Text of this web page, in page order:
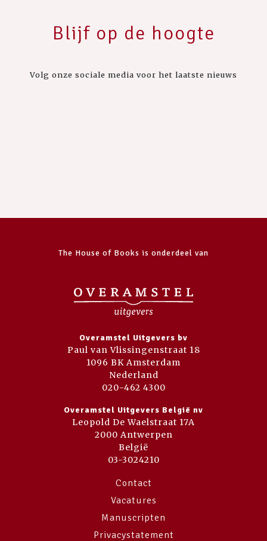
Blijf op de hoogte
Volg onze sociale media voor het laatste nieuws
The House of Books is onderdeel van
Overamstel Uitgevers bv
Paul van Vlissingenstraat 18
1096 BK Amsterdam
Nederland
020-462 4300
Overamstel Uitgevers België nv
Leopold De Waelstraat 17A
2000 Antwerpen
België
03-3024210
Contact
Vacatures
Manuscripten
Privacystatement